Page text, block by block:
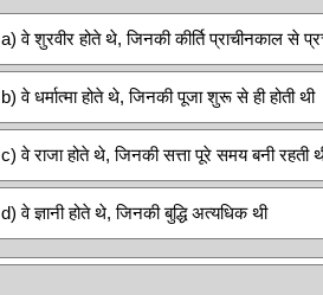
a) वे शुरवीर होते थे, जिनकी कीर्ति प्राचीनकाल से
b) वे धर्मात्मा होते थे, जिनकी पूजा शुरू से ही होती थी
c) वे राजा होते थे, जिनकी सत्ता पूरे समय बनी रहती
d) वे ज्ञानी होते थे, जिनकी बुद्धि अत्यधिक थी